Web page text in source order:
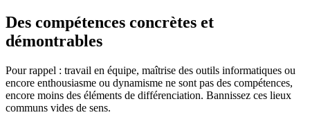
Des compétences concrètes et
démontrables
Pour rappel : travail en équipe, maîtrise des outils informatiques ou
encore enthousiasme ou dynamisme ne sont pas des compétences,
encore moins des éléments de différenciation. Bannissez ces lieux
communs vides de sens.